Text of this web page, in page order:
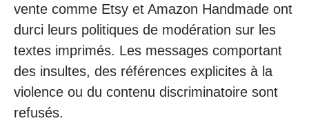
vente comme Etsy et Amazon Handmade ont
durci leurs politiques de modération sur les
textes imprimés. Les messages comportant
des insultes, des références explicites à la
violence ou du contenu discriminatoire sont
refusés.